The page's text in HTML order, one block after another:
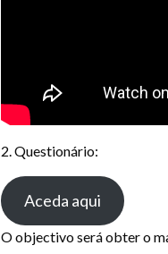
2. Questionário:
Aceda aqui
O objectivo será obter o